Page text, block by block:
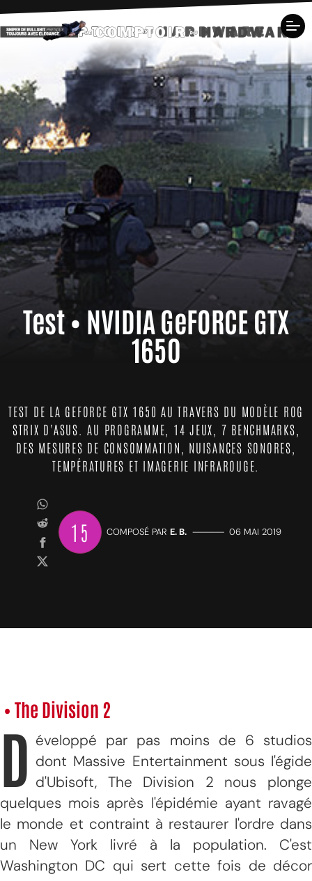
Test • NVIDIA GeFORCE GTX
1650
TEST DE LA GEFORCE GTX 1650 AU TRAVERS DU MODÈLE ROG
STRIX D'ASUS. AU PROGRAMME, 14 JEUX, 7 BENCHMARKS,
DES MESURES DE CONSOMMATION, NUISANCES SONORES,
TEMPÉRATURES ET IMAGERIE INFRAROUGE.
15 COMPOSÉ PAR E. B. ————— 06 MAI 2019
• The Division 2
D éveloppé par pas moins de 6 studios
dont Massive Entertainment sous l'égide
d'Ubisoft, The Division 2 nous plonge
quelques mois après l'épidémie ayant ravagé
le monde et contraint à restaurer l'ordre dans
un New York livré à la population. C'est
Washington DC qui sert cette fois de décor